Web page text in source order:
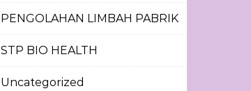
PENGOLAHAN LIMBAH PABRIK
STP BIO HEALTH
Uncategorized